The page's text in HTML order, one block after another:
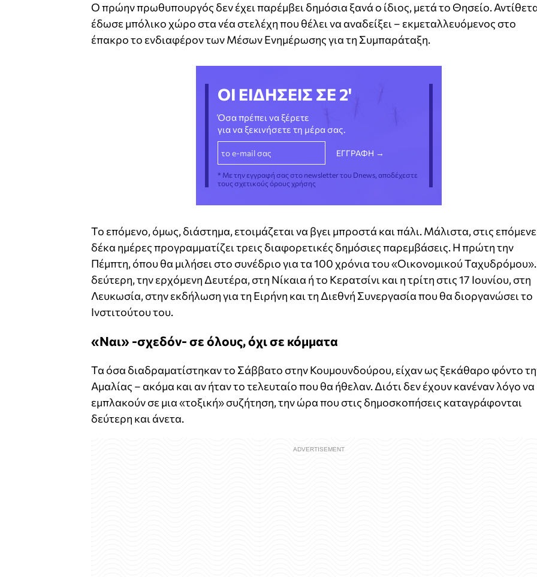
Ο πρώην πρωθυπουργός δεν έχει παρέμβει δημόσια ξανά ο ίδιος, μετά το Θησείο.
έδωσε μπόλικο χώρο στα νέα στελέχη που θέλει να αναδείξει – εκμεταλλευόμενος στο
έπακρο το ενδιαφέρον των Μέσων Ενημέρωσης για τη Συμπαράταξη.
ΟΙ ΕΙΔΗΣΕΙΣ ΣΕ 2'
Όσα πρέπει να ξέρετε
για να ξεκινήσετε τη μέρα σας.
* Με την εγγραφή σας στο newsletter του Dnews, αποδέχεστε
τους σχετικούς όρους χρήσης
Το επόμενο, όμως, διάστημα, ετοιμάζεται να βγει μπροστά και πάλι. Μάλιστα, στις
δέκα ημέρες προγραμματίζει τρεις διαφορετικές δημόσιες παρεμβάσεις. Η πρώτη την
Πέμπτη, όπου θα μιλήσει στο συνέδριο για τα 100 χρόνια του «Οικονομικού
δεύτερη, την ερχόμενη Δευτέρα, στη Νίκαια ή το Κερατσίνι και η τρίτη στις 17 Ιουνίου, στη
Λευκωσία, στην εκδήλωση για τη Ειρήνη και τη Διεθνή Συνεργασία που θα διοργανώσει το
Ινστιτούτου του.
«Ναι» -σχεδόν- σε όλους, όχι σε κόμματα
Τα όσα διαδραματίστηκαν το Σάββατο στην Κουμουνδούρου, είχαν ως ξεκάθαρο φόντο
Αμαλίας – ακόμα και αν ήταν το τελευταίο που θα ήθελαν. Διότι δεν έχουν κανέναν λόγο να
εμπλακούν σε μια «τοξική» συζήτηση, την ώρα που στις δημοσκοπήσεις καταγράφονται
δεύτερη και άνετα.